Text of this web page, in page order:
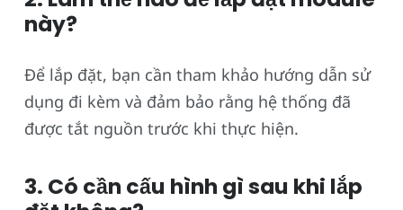
này?
Để lắp đặt, bạn cần tham khảo hướng dẫn sử
dụng đi kèm và đảm bảo rằng hệ thống đã
được tắt nguồn trước khi thực hiện.
3. Có cần cấu hình gì sau khi lắp